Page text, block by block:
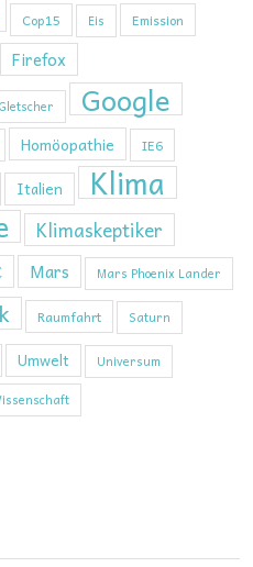
Cop15 Eis
Emission
Firefox
Gletscher Google
Homöopathie IE6
Italien Klima
Klimaskeptiker
Mars Mars Phoenix Lander
Raumfahrt Saturn
Umwelt Universum